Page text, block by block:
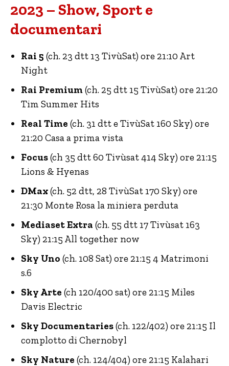
2023 – Show, Sport e
documentari
Rai 5 (ch. 23 dtt 13 TivùSat) ore 21:10 Art
Night
Rai Premium(ch. 25 dtt 15 TivùSat) ore 21:20
Tim Summer Hits
Real Time (ch. 31 dtt e TivùSat 160 Sky) ore
21:20 Casa a prima vista
Focus(ch 35 dtt 60 Tivùsat 414 Sky) ore 21:15
Lions & Hyenas
DMax(ch. 52 dtt, 28 TivùSat 170 Sky) ore
21:30 Monte Rosa la miniera perduta
Mediaset Extra (ch. 55 dtt 17 Tivùsat 163
Sky) 21:15 All together now
Sky Uno (ch. 108 Sat) ore 21:15 4 Matrimoni
s.6
Sky Arte (ch 120/400 sat) ore 21:15 Miles
Davis Electric
Sky Documentaries(ch. 122/402) ore 21:15 Il
complotto di Chernobyl
Sky Nature (ch. 124/404) ore 21:15 Kalahari